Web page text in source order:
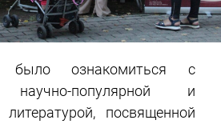
ознакомиться с
научно-популярной и
литературой, посвященной